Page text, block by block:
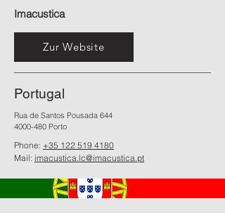
Imacustica
Zur Website
Portugal
Rua de Santos Pousada 644
4000-480 Porto
Phone: +35 122 519 4180
Mail: imacustica.lc@imacustica.pt